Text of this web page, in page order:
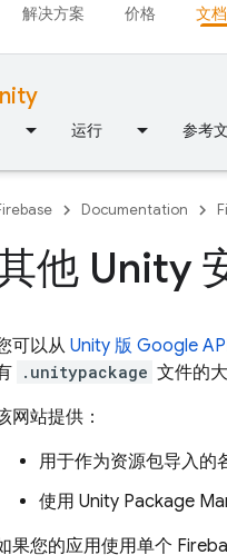
解决方案 价格 文档
运行 参考
Documentation
他 Unity
可以从 Unity 版 Google
.unitypackage 文件的
网站提供：
用于作为资源包导入的
使用 Unity Package
果您的应用使用单个